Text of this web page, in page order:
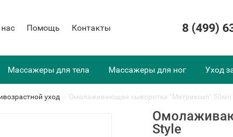
Помощь Контакты 8 (499)
Массажеры для тела Массажеры для ног Уход
уход - Омолаживающая сыворотка "Матриксил" 50мл
Style